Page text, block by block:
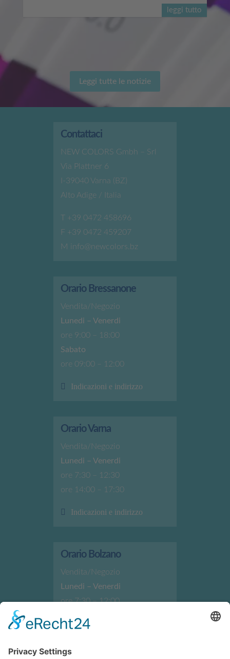
leggi tutto
Leggi tutte le notizie
Contattaci
NEW COLORS Gmbh – Srl
Via Plattner 6
I-39040 Varna (BZ)
Alto Adige / Italia
T +39 0472 458696
F +39 0472 459207
M info@newcolors.bz
Orario Bressanone
Vendita/Negozio
Lunedi – Venerdi
ore 9:00 – 18:00
Sabato
ore 09:00 – 12:00
Indicazioni e indirizzo
Orario Varna
Vendita/Negozio
Lunedi – Venerdi
ore 7:30 – 12:30
ore 14:00 – 17:30
Indicazioni e indirizzo
Orario Bolzano
Vendita/Negozio
Lunedi – Venerdi
ore 7:30 – 12:00